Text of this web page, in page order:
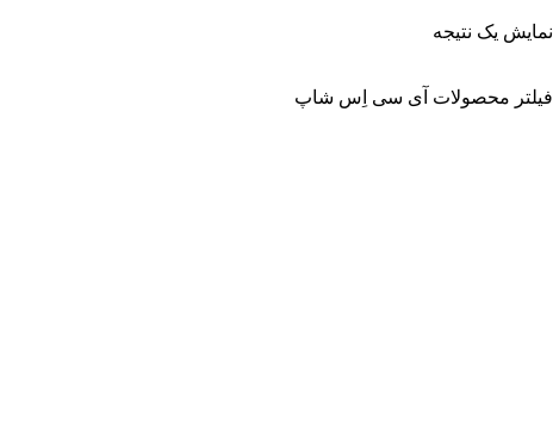
نمایش یک نتیجه
فیلتر محصولات آی سی اِس شاپ